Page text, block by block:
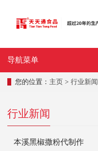
导航菜单
您的位置： 主页 > 行业新闻
行业新闻
本溪黑椒撒粉代制作